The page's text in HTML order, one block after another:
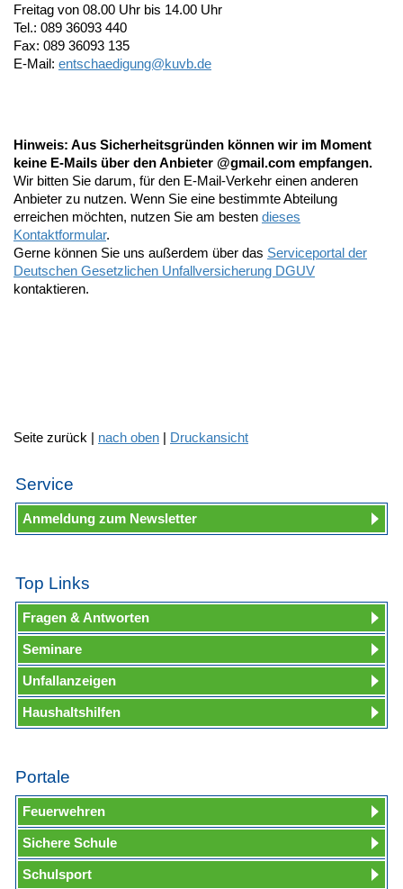
Freitag von 08.00 Uhr bis 14.00 Uhr
Tel.: 089 36093 440
Fax: 089 36093 135
E-Mail: entschaedigung@kuvb.de
Hinweis: Aus Sicherheitsgründen können wir im Moment
keine E-Mails über den Anbieter @gmail.com empfangen.
Wir bitten Sie darum, für den E-Mail-Verkehr einen anderen
Anbieter zu nutzen. Wenn Sie eine bestimmte Abteilung
erreichen möchten, nutzen Sie am besten dieses
Kontaktformular.
Gerne können Sie uns außerdem über das Serviceportal der
Deutschen Gesetzlichen Unfallversicherung DGUV
kontaktieren.
Seite zurück | nach oben | Druckansicht
Service
Anmeldung zum Newsletter
Top Links
Fragen & Antworten
Seminare
Unfallanzeigen
Haushaltshilfen
Portale
Feuerwehren
Sichere Schule
Schulsport